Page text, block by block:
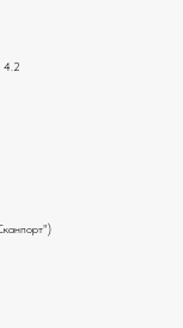
4.2